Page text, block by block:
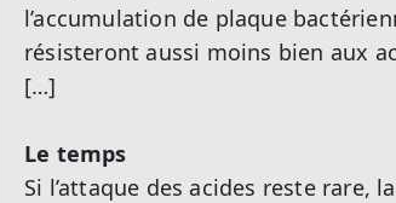
l’accumulation de plaque
résisteront aussi moins bien aux
[…]
Le temps
Si l’attaque des acides reste rare,